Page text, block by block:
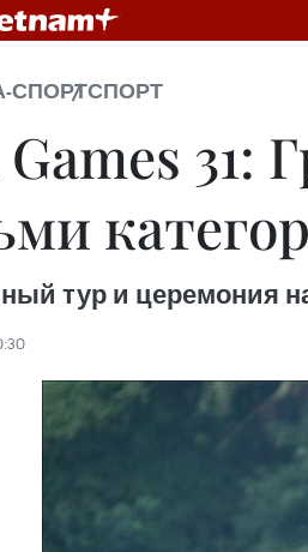
СПОРТСПОРТ
Games
тур и церемония